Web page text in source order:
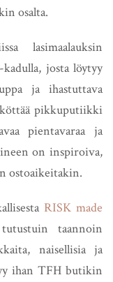
osalta.
lasimaalauksin
kadulla, josta löytyy
ja ihastuttava
pikkuputiikki
pientavaraa ja
on inspiroiva,
ostoaikeitakin.
RISK made
taannoin
naisellisia ja
ihan TFH butikin